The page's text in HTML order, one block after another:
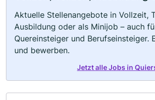
Aktuelle Stellenangebote in Vollzeit,
Ausbildung oder als Minijob – auch
Quereinsteiger und Berufseinsteiger.
und bewerben.
Jetzt alle Jobs in